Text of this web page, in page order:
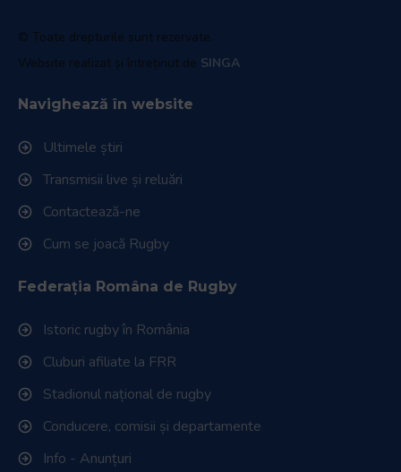
© Toate drepturile sunt rezervate.
Website realizat și întreținut de SINGA
Navighează în website
Ultimele știri
Transmisii live și reluări
Contactează-ne
Cum se joacă Rugby
Federația Româna de Rugby
Istoric rugby în România
Cluburi afiliate la FRR
Stadionul național de rugby
Conducere, comisii și departamente
Info - Anunțuri